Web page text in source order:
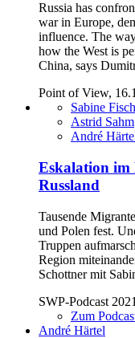
Russia has
war in Europe,
influence. The
how the West is
China, says
Point of View,
Sabine
Astrid Sahm
André
Eskalation im
Russland
Tausende
und Polen fest.
Truppen
Region
Schottner mit
SWP-Podcast
Zum
André Härtel